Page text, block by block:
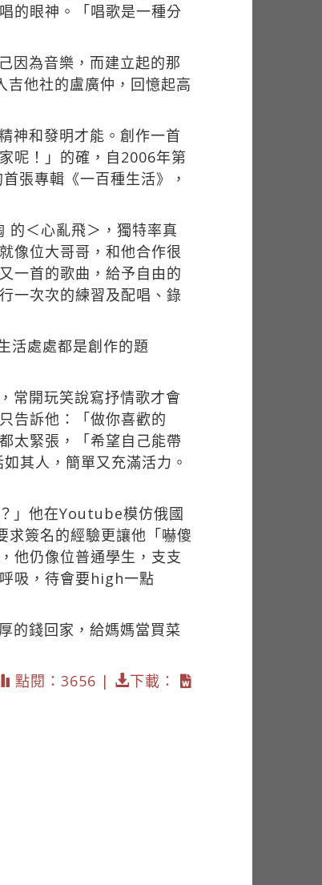
的眼神。「唱歌是一種分
因為音樂，而建立起的那
吉他社的盧廣仲，回憶起高
神和發明才能。創作一首
呢！」的確，自2006年第
張專輯《一百種生活》，
的＜心亂飛＞，獨特率真
像位大哥哥，和他合作很
一首的歌曲，給予自由的
一次次的練習及配唱、錄
活處處都是創作的題
常開玩笑說寫抒情歌才會
告訴他：「做你喜歡的
太緊張，「希望自己能帶
其人，簡單又充滿活力。
」他在Youtube模仿俄國
簽名的經驗更讓他「嚇傻
他仍像位普通學生，支支
吸，待會要high一點
的錢回家，給媽媽當買菜
點閱：3656 | 下載：